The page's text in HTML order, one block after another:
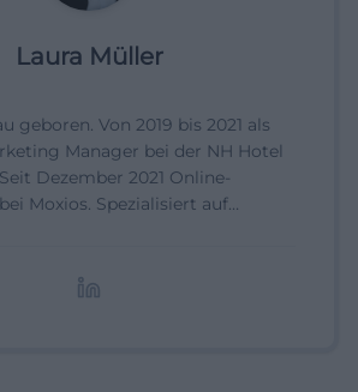
Laura Müller
geboren. Von 2019 bis 2021 als
Manager bei der NH Hotel
Dezember 2021 Online-
Moxios. Spezialisiert auf